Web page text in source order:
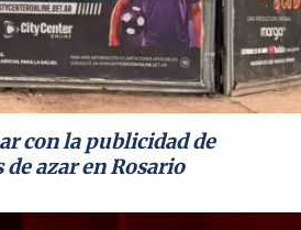
con la publicidad de
azar en Rosario